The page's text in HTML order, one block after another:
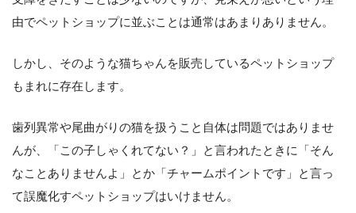
由でペットショップに並ぶことは通常はあまりありません。
しかし、そのような猫ちゃんを販売しているペットショップ
もまれに存在します。
歯列異常や尾曲がりの猫を扱うこと自体は問題ではありませ
んが、「この子しゃくれてない？」と言われたときに「そん
なことありませんよ」とか「チャームポイントです」と言っ
て誤魔化すペットショップはいけません。